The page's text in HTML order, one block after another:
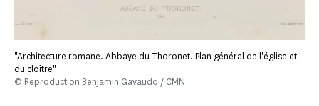
"Architecture romane. Abbaye du Thoronet. Plan général de l'église et
du cloître"
© Reproduction Benjamin Gavaudo / CMN